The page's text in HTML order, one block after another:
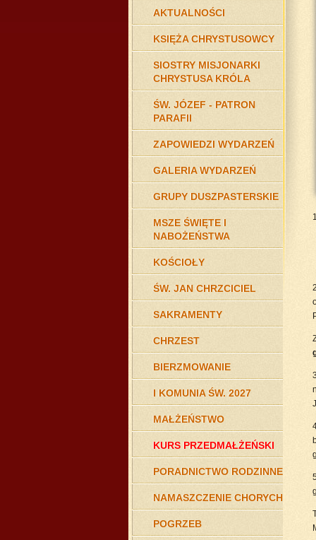
AKTUALNOŚCI
KSIĘŻA CHRYSTUSOWCY
SIOSTRY MISJONARKI
CHRYSTUSA KRÓLA
ŚW. JÓZEF - PATRON
PARAFII
ZAPOWIEDZI WYDARZEŃ
GALERIA WYDARZEŃ
GRUPY DUSZPASTERSKIE
MSZE ŚWIĘTE I
NABOŻEŃSTWA
KOŚCIOŁY
ŚW. JAN CHRZCICIEL
SAKRAMENTY
CHRZEST
BIERZMOWANIE
I KOMUNIA ŚW. 2027
MAŁŻEŃSTWO
KURS PRZEDMAŁŻEŃSKI
PORADNICTWO RODZINNE
NAMASZCZENIE CHORYCH
POGRZEB